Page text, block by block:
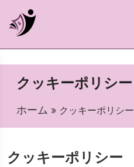
クッキーポリシー
ホーム » クッキーポリシー
クッキーポリシー